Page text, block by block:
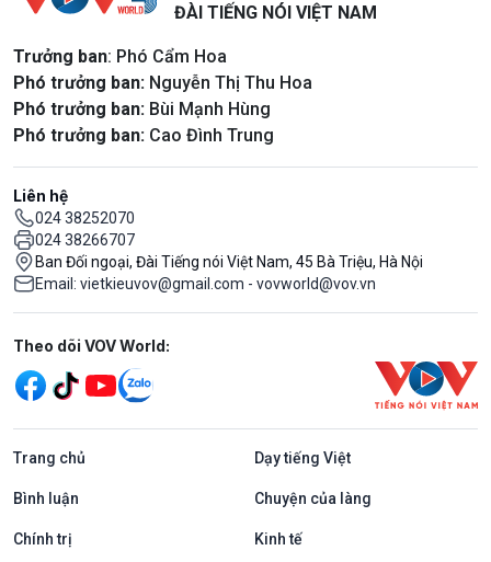
ĐÀI TIẾNG NÓI VIỆT NAM
Trưởng ban: Phó Cẩm Hoa
Phó trưởng ban: Nguyễn Thị Thu Hoa
Phó trưởng ban: Bùi Mạnh Hùng
Phó trưởng ban: Cao Đình Trung
Liên hệ
024 38252070
024 38266707
Ban Đối ngoại, Đài Tiếng nói Việt Nam, 45 Bà Triệu, Hà Nội
Email: vietkieuvov@gmail.com - vovworld@vov.vn
Mạng xã hội
Theo dõi VOV World:
Trang chủ Dạy tiếng Việt
Bình luận Chuyện của làng
Chính trị Kinh tế